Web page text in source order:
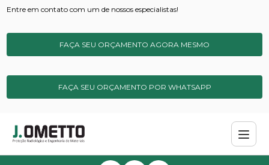
Entre em contato com um de nossos especialistas!
FAÇA SEU ORÇAMENTO AGORA MESMO
FAÇA SEU ORÇAMENTO POR WHATSAPP